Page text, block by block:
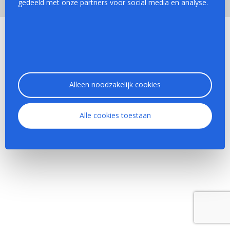
Algemene voorwaarden |Privacy beleid
gedeeld met onze partners voor social media en analyse.
Alleen noodzakelijk cookies
Alle cookies toestaan